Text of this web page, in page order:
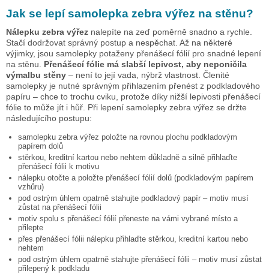
Jak se lepí samolepka zebra výřez na stěnu?
Nálepku zebra výřez nalepíte na zeď poměrně snadno a rychle.
Stačí dodržovat správný postup a nespěchat. Až na některé
výjimky, jsou samolepky potaženy přenášecí fólií pro snadné lepení
na stěnu. Přenášecí fólie má slabší lepivost, aby neponičila
výmalbu stěny – není to její vada, nýbrž vlastnost. Členité
samolepky je nutné správným přihlazením přenést z podkladového
papíru – chce to trochu cviku, protože díky nižší lepivosti přenášecí
fólie to může jít i hůř. Při lepení samolepky zebra výřez se držte
následujícího postupu:
samolepku zebra výřez položte na rovnou plochu podkladovým
papírem dolů
stěrkou, kreditní kartou nebo nehtem důkladně a silně přihlaďte
přenášecí fólii k motivu
nálepku otočte a položte přenášecí fólií dolů (podkladovým papírem
vzhůru)
pod ostrým úhlem opatrně stahujte podkladový papír – motiv musí
zůstat na přenášecí fólii
motiv spolu s přenášecí fólií přeneste na vámi vybrané místo a
přilepte
přes přenášecí fólii nálepku přihlaďte stěrkou, kreditní kartou nebo
nehtem
pod ostrým úhlem opatrně stahujte přenášecí fólii – motiv musí zůstat
přilepený k podkladu